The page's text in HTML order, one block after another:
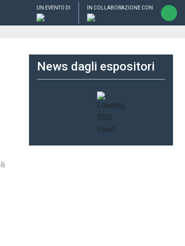
UN EVENTO DI IN COLLABORAZIONE CON
News dagli espositori